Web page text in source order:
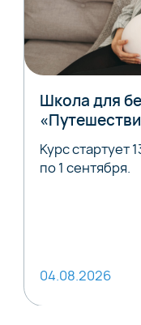
Школа для
Курс стартует
по 1 сентября.
04.08.2026